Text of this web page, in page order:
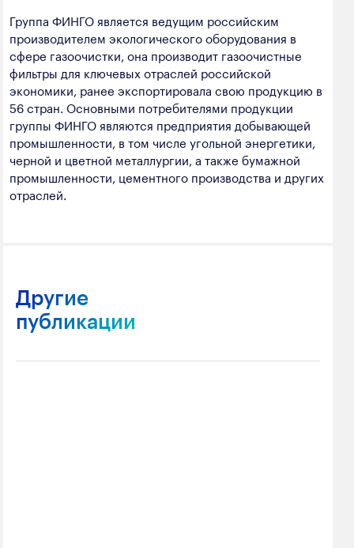
Группа ФИНГО является ведущим российским
производителем экологического оборудования в
сфере газоочистки, она производит газоочистные
фильтры для ключевых отраслей российской
экономики, ранее экспортировала свою продукцию в
56 стран. Основными потребителями продукции
группы ФИНГО являются предприятия добывающей
промышленности, в том числе угольной энергетики,
черной и цветной металлургии, а также бумажной
промышленности, цементного производства и других
отраслей.
Другие
публикации